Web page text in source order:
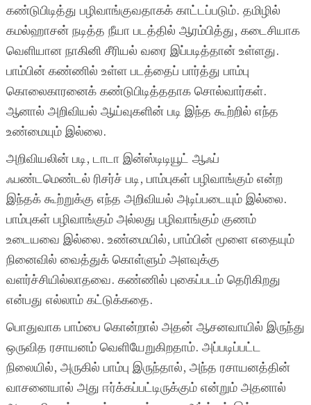
கண்டுபிடித்து பழிவாங்குவதாகக் காட்டப்படும். தமிழில்
கமல்ஹாசன் நடித்த நீயா படத்தில் ஆரம்பித்து, கடைசியாக
வெளியான நாகினி சீரியல் வரை இப்படித்தான் உள்ளது.
பாம்பின் கண்ணில் உள்ள படத்தைப் பார்த்து பாம்பு
கொலைகாரனைக் கண்டுபிடித்ததாக சொல்வார்கள்.
ஆனால் அறிவியல் ஆய்வுகளின் படி இந்த கூற்றில் எந்த
உண்மையும் இல்லை.
அறிவியலின் படி, டாடா இன்ஸ்டிடியூட் ஆஃப்
ஃபண்டமெண்டல் ரிசர்ச் படி, பாம்புகள் பழிவாங்கும் என்ற
இந்தக் கூற்றுக்கு எந்த அறிவியல் அடிப்படையும் இல்லை.
பாம்புகள் பழிவாங்கும் அல்லது பழிவாங்கும் குணம்
உடையவை இல்லை. உண்மையில், பாம்பின் மூளை எதையும்
நினைவில் வைத்துக் கொள்ளும் அளவுக்கு
வளர்ச்சியில்லாதவை. கண்ணில் புகைப்படம் தெரிகிறது
என்பது எல்லாம் கட்டுக்கதை.
பொதுவாக பாம்பை கொன்றால் அதன் ஆசனவாயில் இருந்து
ஒருவித ரசாயனம் வெளியேறுகிறதாம். அப்படிப்பட்ட
நிலையில், அருகில் பாம்பு இருந்தால், அந்த ரசாயனத்தின்
வாசனையால் அது ஈர்க்கப்பட்டிருக்கும் என்றும் அதனால்